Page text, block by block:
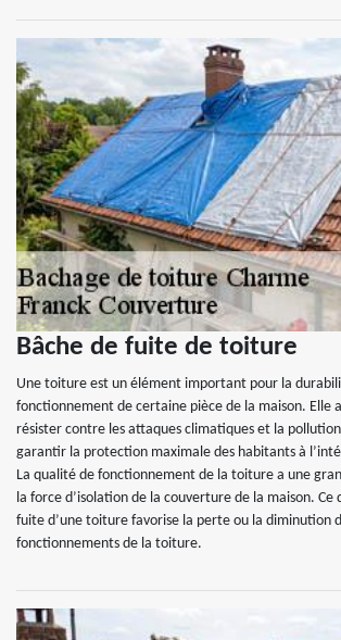
Bâche de fuite de toiture
Une toiture est un élément important pour la
fonctionnement de certaine pièce de la maison. Elle
résister contre les attaques climatiques et la
garantir la protection maximale des habitants à
La qualité de fonctionnement de la toiture a une
la force d’isolation de la couverture de la maison. Ce
fuite d’une toiture favorise la perte ou la diminution
fonctionnements de la toiture.